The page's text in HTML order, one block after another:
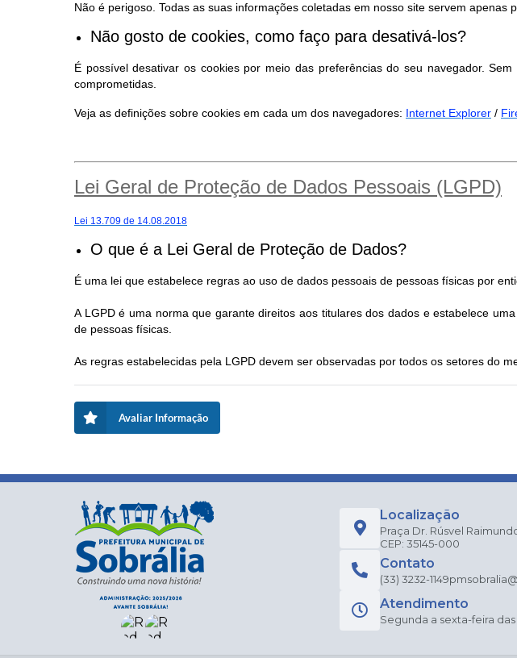
Não é perigoso. Todas as suas informações coletadas em nosso site servem
Não gosto de cookies, como faço para desativá-los?
É possível desativar os cookies por meio das preferências do seu navegador.
comprometidas.
Veja as definições sobre cookies em cada um dos navegadores: Internet Explorer /
Lei Geral de Proteção de Dados Pessoais (LGPD)
Lei 13.709 de 14.08.2018
O que é a Lei Geral de Proteção de Dados?
É uma lei que estabelece regras ao uso de dados pessoais de pessoas físicas por
A LGPD é uma norma que garante direitos aos titulares dos dados e estabelece
de pessoas físicas.
As regras estabelecidas pela LGPD devem ser observadas por todos os setores do
Avaliar Informação
Localização
Praça Dr. Rúsvel
CEP: 35145-000
Contato
(33) 3232-1149
Atendimento
Segunda a sexta-feira das